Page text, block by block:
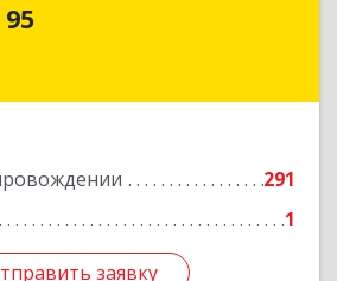
291
1
заявку
Подробнее
заявку